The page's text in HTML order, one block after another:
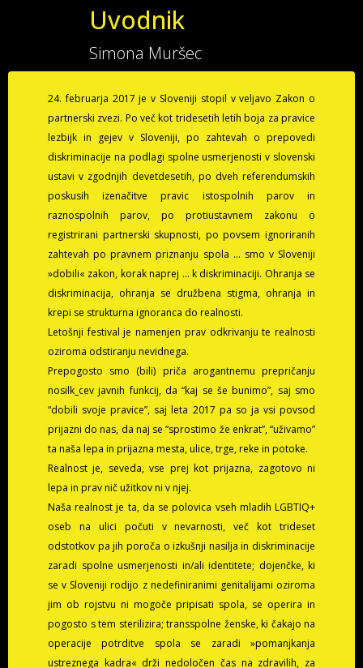
Uvodnik
Simona Muršec
24. februarja 2017 je v Sloveniji stopil v veljavo Zakon o
partnerski zvezi. Po več kot tridesetih letih boja za pravice
lezbijk in gejev v Sloveniji, po zahtevah o prepovedi
diskriminacije na podlagi spolne usmerjenosti v slovenski
ustavi v zgodnjih devetdesetih, po dveh referendumskih
poskusih izenačitve pravic istospolnih parov in
raznospolnih parov, po protiustavnem zakonu o
registrirani partnerski skupnosti, po povsem ignoriranih
zahtevah po pravnem priznanju spola ... smo v Sloveniji
»dobili« zakon, korak naprej ... k diskriminaciji. Ohranja se
diskriminacija, ohranja se družbena stigma, ohranja in
krepi se strukturna ignoranca do realnosti.
Letošnji festival je namenjen prav odkrivanju te realnosti
oziroma odstiranju nevidnega.
Prepogosto smo (bili) priča arogantnemu prepričanju
nosilk_cev javnih funkcij, da “kaj se še bunimo”, saj smo
“dobili svoje pravice”, saj leta 2017 pa so ja vsi povsod
prijazni do nas, da naj se “sprostimo že enkrat”, “uživamo”
ta naša lepa in prijazna mesta, ulice, trge, reke in potoke.
Realnost je, seveda, vse prej kot prijazna, zagotovo ni
lepa in prav nič užitkov ni v njej.
Naša realnost je ta, da se polovica vseh mladih LGBTIQ+
oseb na ulici počuti v nevarnosti, več kot trideset
odstotkov pa jih poroča o izkušnji nasilja in diskriminacije
zaradi spolne usmerjenosti in/ali identitete; dojenčke, ki
se v Sloveniji rodijo z nedefiniranimi genitalijami oziroma
jim ob rojstvu ni mogoče pripisati spola, se operira in
pogosto s tem sterilizira; transspolne ženske, ki čakajo na
operacije potrditve spola se zaradi »pomanjkanja
ustreznega kadra« drži nedoločen čas na zdravilih, za